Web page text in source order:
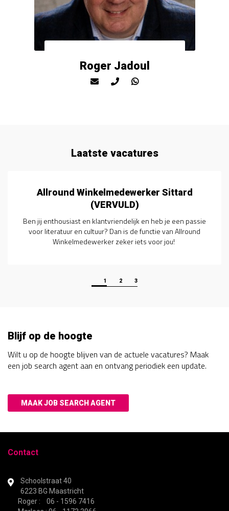
Roger Jadoul
Laatste vacatures
Allround Winkelmedewerker Sittard
(VERVULD)
Ben jij enthousiast en klantvriendelijk en heb je een passie
voor literatuur en cultuur? Dan is de functie van Allround
Winkelmedewerker zeker iets voor jou!
1 2 3
Blijf op de hoogte
Wilt u op de hoogte blijven van de actuele vacatures? Maak
een job search agent aan en ontvang periodiek een update.
MAAK JOB SEARCH AGENT
Contact
Schoolstraat 40
6223 BG Maastricht
Roger : 06 - 1596 7416